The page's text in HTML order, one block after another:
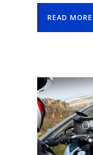
READ MORE